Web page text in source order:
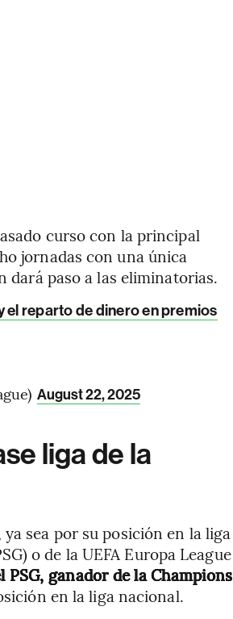
curso con la principal
jornadas con una única
dará paso a las eliminatorias.
el reparto de dinero en premios
August 22, 2025
liga de la
sea por su posición en la liga
o de la UEFA Europa League
PSG, ganador de la Champions
en la liga nacional.